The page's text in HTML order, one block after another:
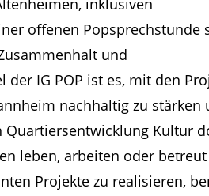
inklusiven
offenen Popsprechstunde
und
der IG POP ist es, mit den
nachhaltig zu stärken
Quartiersentwicklung Kultur
leben, arbeiten oder betreut
Projekte zu realisieren,